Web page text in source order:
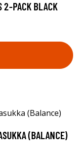
2-PACK BLACK
(BALANCE)